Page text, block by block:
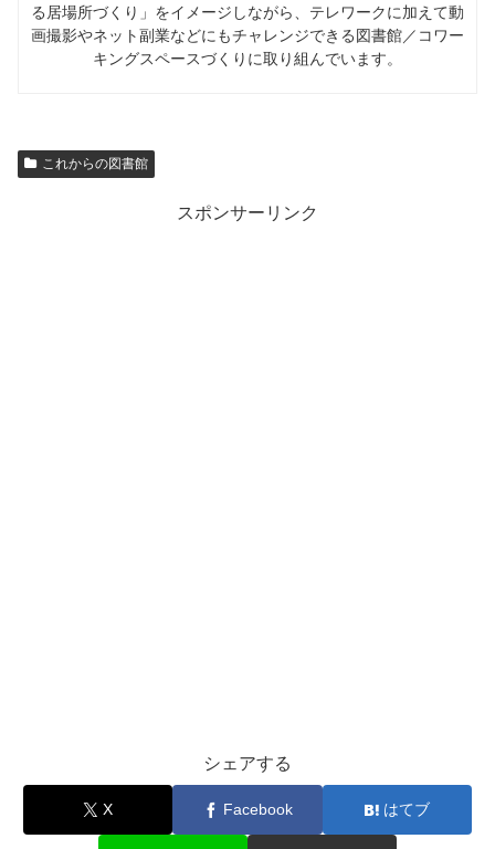
る居場所づくり」をイメージしながら、テレワークに加えて動
画撮影やネット副業などにもチャレンジできる図書館／コワー
キングスペースづくりに取り組んでいます。
これからの図書館
スポンサーリンク
シェアする
X Facebook はてブ